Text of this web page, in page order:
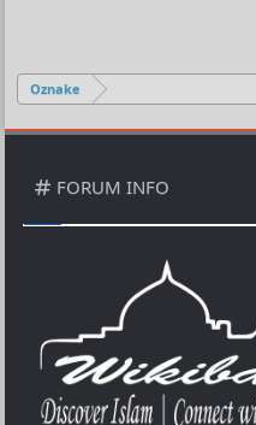
Oznake
FORUM INFO